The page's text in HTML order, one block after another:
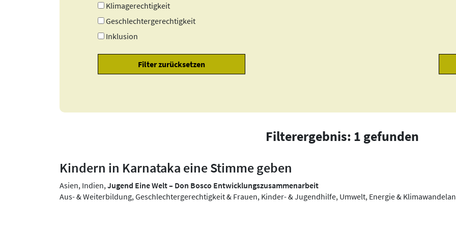
Klimagerechtigkeit
Geschlechtergerechtigkeit
Inklusion
Filterergebnis: 1 gefunden
Kindern in Karnataka eine Stimme geben
Asien, Indien,Jugend Eine Welt – Don Bosco Entwicklungszusammenarbeit
Aus- & Weiterbildung, Geschlechtergerechtigkeit & Frauen, Kinder- & Jugendhilfe, Umwelt, Energie &